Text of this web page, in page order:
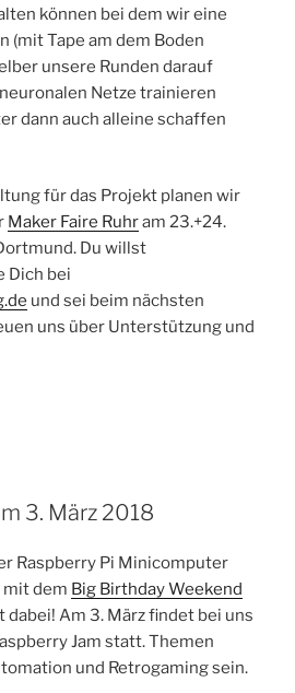
können bei dem wir eine
(mit Tape am dem Boden
unsere Runden darauf
Netze trainieren
dann auch alleine schaffen
für das Projekt planen wir
Maker Faire Ruhram 23.+24.
Du willst
Dich bei
und sei beim nächsten
uns über Unterstützung und
3. März 2018
Raspberry Pi Minicomputer
mit dem Big Birthday Weekend
dabei! Am 3. März findet bei uns
Jam statt. Themen
und Retrogaming sein.